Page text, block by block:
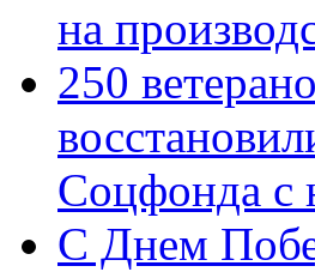
на
250
Соцфонда с
С Днем